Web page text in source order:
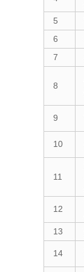
5
6
7
8
9
10
11
12
13
14